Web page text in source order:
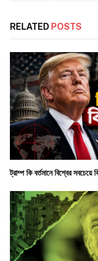
RELATED POSTS
ট্রাম্প কি বর্তমানে বিশ্বের সবচেয়ে